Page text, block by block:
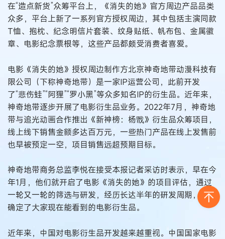
在“造点新货”众筹平台上，《消失的她》官方周边产品品类
众多，平台上新了一系列官方授权周边，其中包括主演同款
T恤、抱枕、纪念明信片套装、纹身贴纸、帆布包、金属徽
章、电影纪念票根等，这些产品都颇受消费者喜爱。
电影《消失的她》授权周边制作方北京神奇地带动漫科技有
限公司（下称神奇地带）是一家IP运营公司，此前开发
了“悲伤蛙”“阿狸”“罗小黑”等众多知名IP的衍生品。近年来，
神奇地带逐步开展了电影衍生品业务。2022年7月，神奇地
带与追光动画合作推出《新神榜：杨戬》衍生品众筹项目，
线上线下销售金额多达百万元，一些热门产品在线上发售前
也早被预定一空，项目销售远超预期目标。
神奇地带商务总监李悦在接受本报记者采访时表示，早在今
年1月，他们就开启了电影《消失的她》的项目评估，通过
一轮又一轮的筛选与研发，经历长达半年的研发周期，最终
确定了大家现在能看到的电影衍生品。
近年来，中国对电影衍生品开发越来越重视。中国国家电影